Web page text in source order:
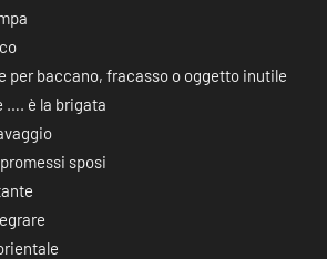
per baccano, fracasso o oggetto inutile
…. è la brigata
sposi